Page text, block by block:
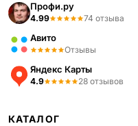
Профи.ру
4.99 74 отзыва
Авито
Отзывы
Яндекс Карты
4.9 28 отзывов
КАТАЛОГ